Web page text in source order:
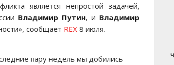
является непростой задачей,
Владимир Путин, и Владимир
сообщает REX 8 июля.
пару недель мы добились